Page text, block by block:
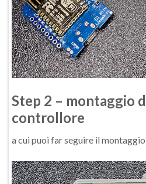
Step 2 – montaggio
controllore
a cui puoi far seguire il